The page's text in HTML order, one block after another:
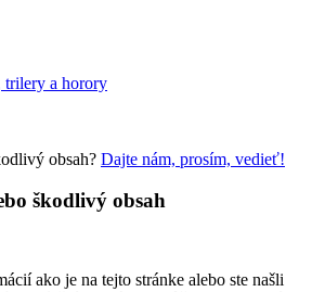
trilery a horory
obsah? Dajte nám, prosím, vedieť!
škodlivý obsah
ako je na tejto stránke alebo ste našli